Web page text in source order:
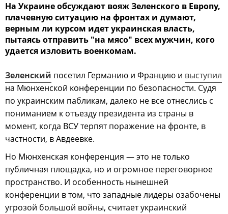
На Украине обсуждают вояж Зеленского в Европу,
плачевную ситуацию на фронтах и думают,
верным ли курсом идет украинская власть,
пытаясь отправить "на мясо" всех мужчин, кого
удается изловить военкомам.
Зеленский посетил Германию и Францию и выступил
на Мюнхенской конференции по безопасности. Судя
по украинским пабликам, далеко не все отнеслись с
пониманием к отъезду президента из страны в
момент, когда ВСУ терпят поражение на фронте, в
частности, в Авдеевке.
Но Мюнхенская конференция — это не только
публичная площадка, но и огромное переговорное
пространство. И особенность нынешней
конференции в том, что западные лидеры озабочены
угрозой большой войны, считает украинский